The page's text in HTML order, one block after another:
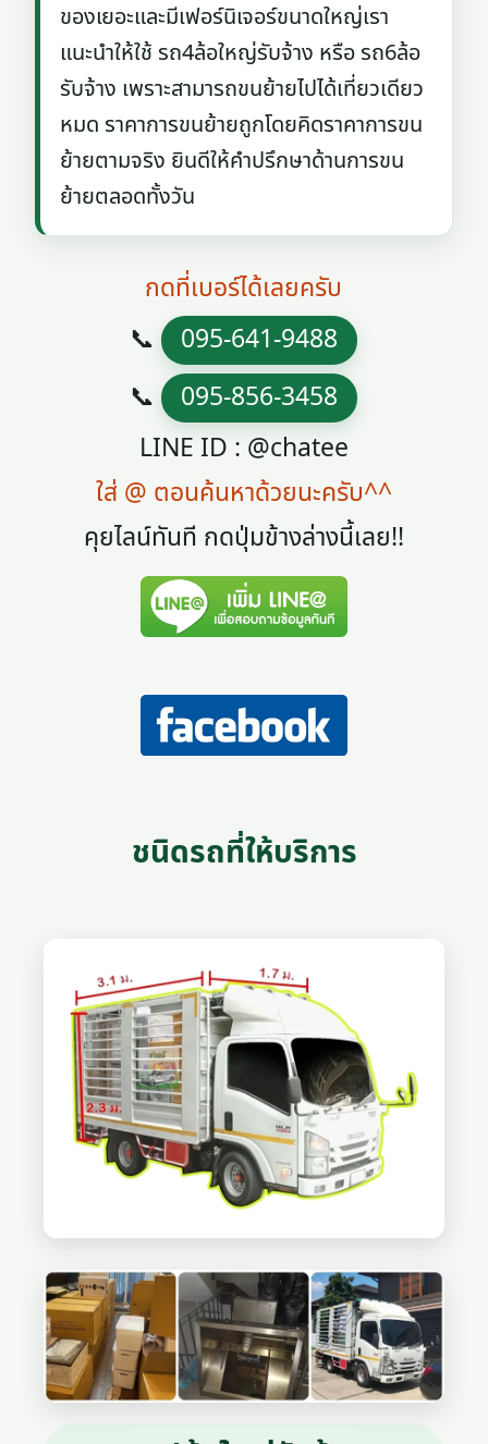
ของเยอะและมีเฟอร์นิเจอร์ขนาดใหญ่เรา
แนะนำให้ใช้ รถ4ล้อใหญ่รับจ้าง หรือ รถ6ล้อ
รับจ้าง เพราะสามารถขนย้ายไปได้เที่ยวเดียว
หมด ราคาการขนย้ายถูกโดยคิดราคาการขน
ย้ายตามจริง ยินดีให้คำปรึกษาด้านการขน
ย้ายตลอดทั้งวัน
กดที่เบอร์ได้เลยครับ
📞 095-641-9488
📞 095-856-3458
LINE ID : @chatee
ใส่ @ ตอนค้นหาด้วยนะครับ^^
คุยไลน์ทันที กดปุ่มข้างล่างนี้เลย!!
ชนิดรถที่ให้บริการ